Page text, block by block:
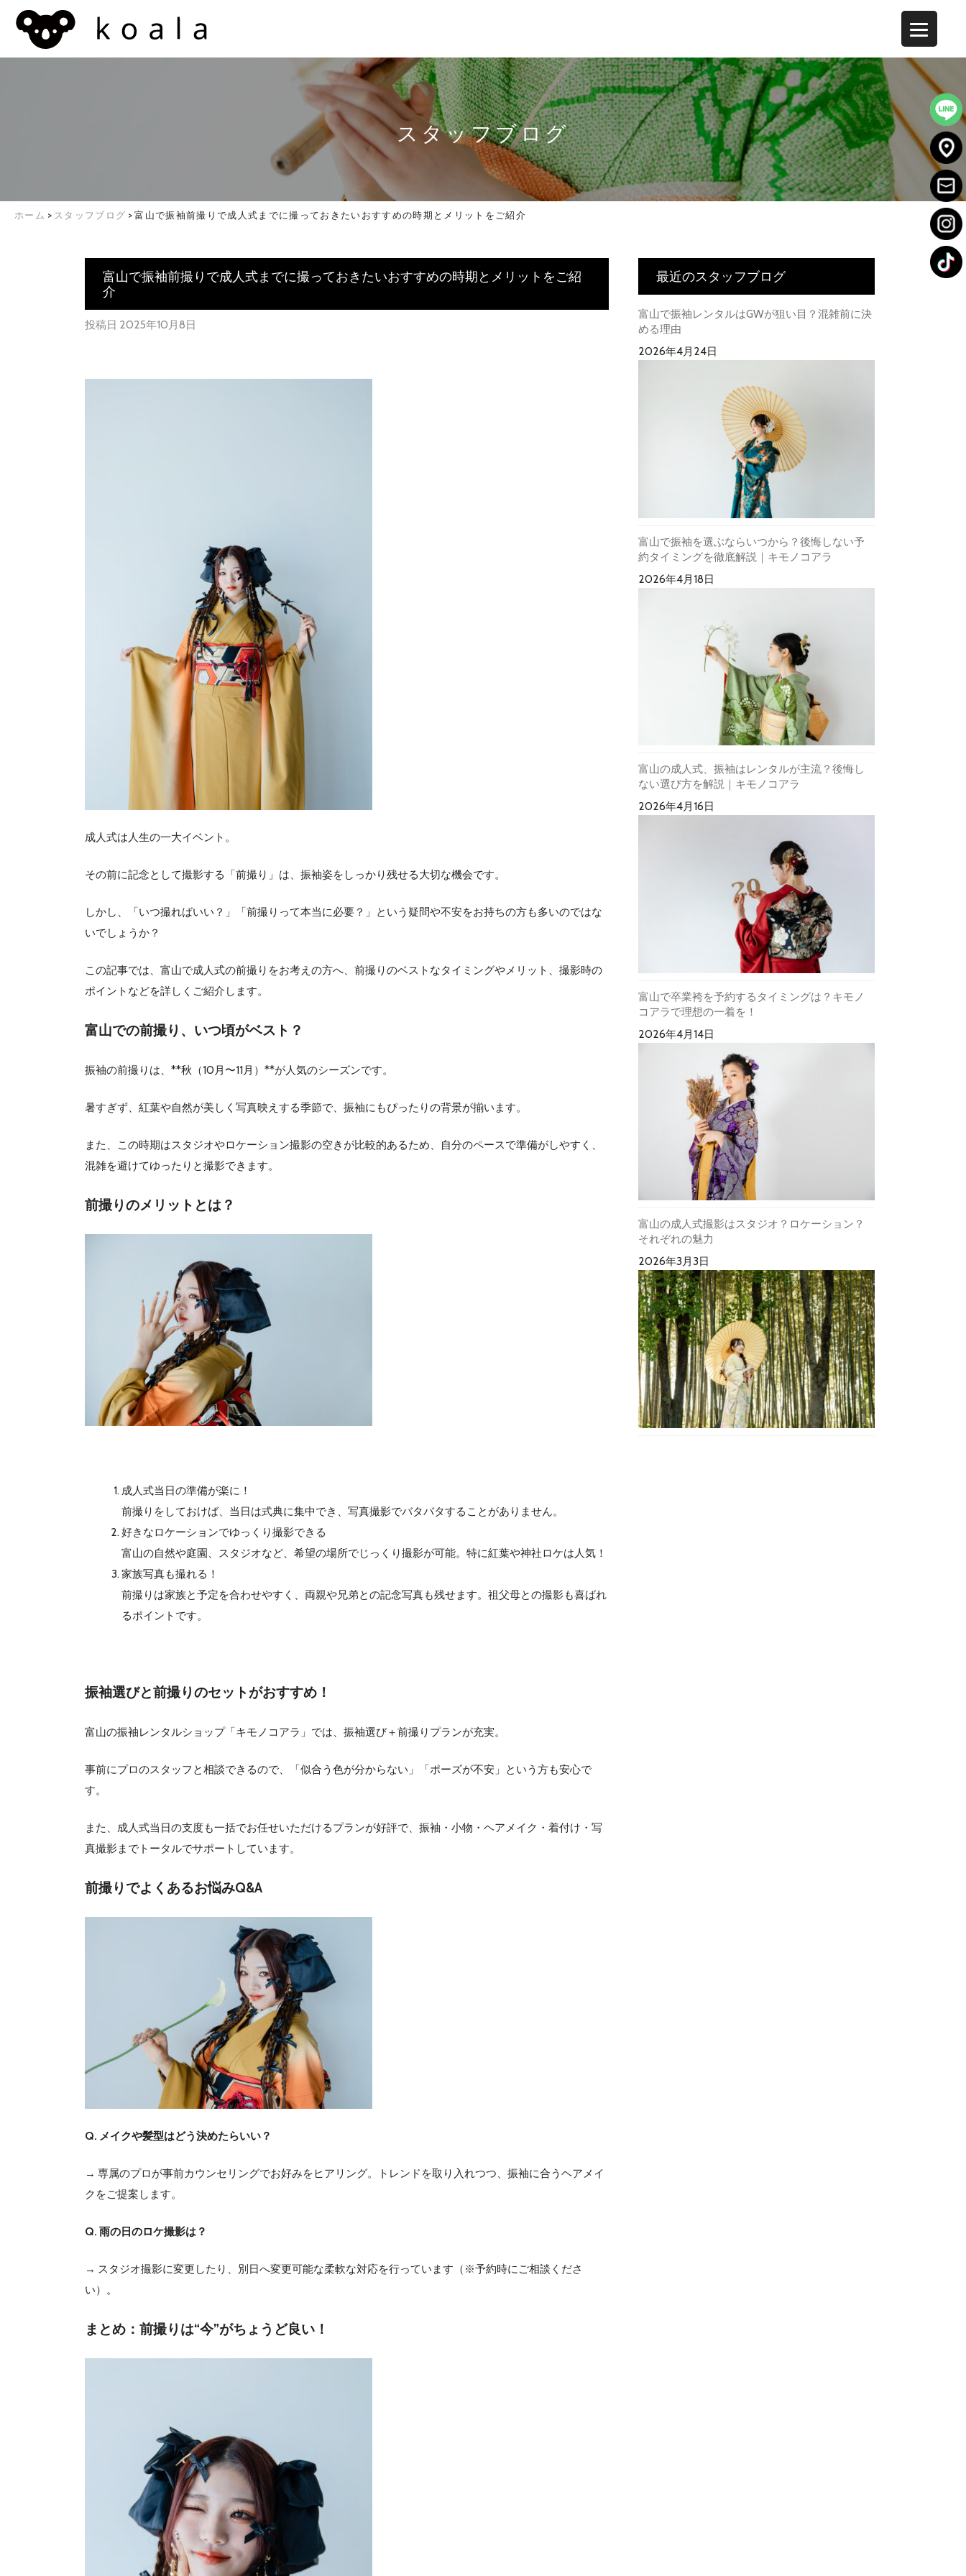
スタッフブログ
ホーム > スタッフブログ >富山で振袖前撮りで成人式までに撮っておきたいおすすめの時期とメリットをご紹介
富山で振袖前撮りで成人式までに撮っておきたいおすすめの時期とメリットをご紹
介
投稿日 2025年10月8日
成人式は人生の一大イベント。
その前に記念として撮影する「前撮り」は、振袖姿をしっかり残せる大切な機会です。
しかし、「いつ撮ればいい？」「前撮りって本当に必要？」という疑問や不安をお持ちの方も多いのではな
いでしょうか？
この記事では、富山で成人式の前撮りをお考えの方へ、前撮りのベストなタイミングやメリット、撮影時の
ポイントなどを詳しくご紹介します。
富山での前撮り、いつ頃がベスト？
振袖の前撮りは、**秋（10月〜11月）**が人気のシーズンです。
暑すぎず、紅葉や自然が美しく写真映えする季節で、振袖にもぴったりの背景が揃います。
また、この時期はスタジオやロケーション撮影の空きが比較的あるため、自分のペースで準備がしやすく、
混雑を避けてゆったりと撮影できます。
前撮りのメリットとは？
成人式当日の準備が楽に！
前撮りをしておけば、当日は式典に集中でき、写真撮影でバタバタすることがありません。
好きなロケーションでゆっくり撮影できる
富山の自然や庭園、スタジオなど、希望の場所でじっくり撮影が可能。特に紅葉や神社ロケは人気！
家族写真も撮れる！
前撮りは家族と予定を合わせやすく、両親や兄弟との記念写真も残せます。祖父母との撮影も喜ばれ
るポイントです。
振袖選びと前撮りのセットがおすすめ！
富山の振袖レンタルショップ「キモノコアラ」では、振袖選び＋前撮りプランが充実。
事前にプロのスタッフと相談できるので、「似合う色が分からない」「ポーズが不安」という方も安心で
す。
また、成人式当日の支度も一括でお任せいただけるプランが好評で、振袖・小物・ヘアメイク・着付け・写
真撮影までトータルでサポートしています。
前撮りでよくあるお悩みQ&A
Q. メイクや髪型はどう決めたらいい？
→ 専属のプロが事前カウンセリングでお好みをヒアリング。トレンドを取り入れつつ、振袖に合うヘアメイ
クをご提案します。
Q. 雨の日のロケ撮影は？
→ スタジオ撮影に変更したり、別日へ変更可能な柔軟な対応を行っています（※予約時にご相談くださ
い）。
まとめ：前撮りは“今”がちょうど良い！
最近のスタッフブログ
富山で振袖レンタルはGWが狙い目？混雑前に決
める理由
2026年4月24日
富山で振袖を選ぶならいつから？後悔しない予
約タイミングを徹底解説｜キモノコアラ
2026年4月18日
富山の成人式、振袖はレンタルが主流？後悔し
ない選び方を解説｜キモノコアラ
2026年4月16日
富山で卒業袴を予約するタイミングは？キモノ
コアラで理想の一着を！
2026年4月14日
富山の成人式撮影はスタジオ？ロケーション？
それぞれの魅力
2026年3月3日